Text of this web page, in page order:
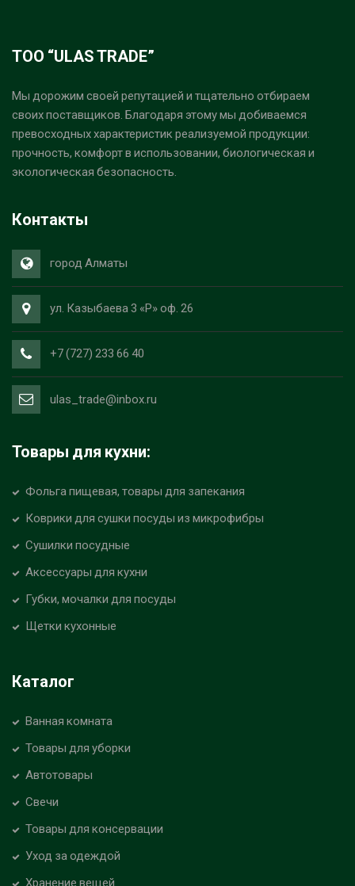
ТОО “ULAS TRADE”
Мы дорожим своей репутацией и тщательно отбираем
своих поставщиков. Благодаря этому мы добиваемся
превосходных характеристик реализуемой продукции:
прочность, комфорт в использовании, биологическая и
экологическая безопасность.
Контакты
город Алматы
ул. Казыбаева 3 «Р» оф. 26
+7 (727) 233 66 40
ulas_trade@inbox.ru
Товары для кухни:
Фольга пищевая, товары для запекания
Коврики для сушки посуды из микрофибры
Сушилки посудные
Аксессуары для кухни
Губки, мочалки для посуды
Щетки кухонные
Каталог
Ванная комната
Товары для уборки
Автотовары
Свечи
Товары для консервации
Уход за одеждой
Хранение вещей